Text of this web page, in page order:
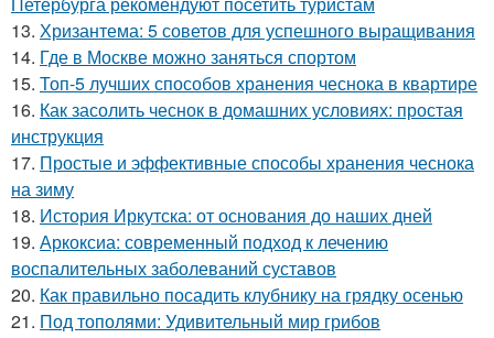
13. Хризантема: 5 советов для успешного выращивания
14. Где в Москве можно заняться спортом
15. Топ-5 лучших способов хранения чеснока в квартире
16. Как засолить чеснок в домашних условиях: простая
инструкция
17. Простые и эффективные способы хранения чеснока
на зиму
18. История Иркутска: от основания до наших дней
19. Аркоксиа: современный подход к лечению
воспалительных заболеваний суставов
20. Как правильно посадить клубнику на грядку осенью
21. Под тополями: Удивительный мир грибов